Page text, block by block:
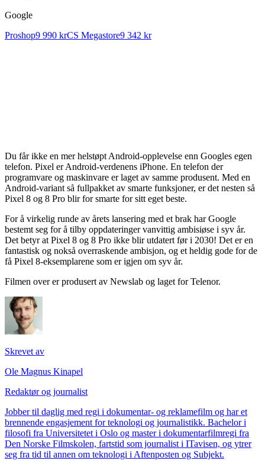
Google
Proshop9 990 krCS Megastore9 342 kr
Du får ikke en mer helstøpt Android-opplevelse enn Googles egen
telefon. Pixel er Android-verdenens iPhone. En telefon der
programvare og maskinvare er laget av samme produsent. Med en
Android-variant så fullpakket av smarte funksjoner, er det nesten så
Pixel 8 og 8 Pro blir for smarte for sitt eget beste.
For å virkelig runde av årets lansering med et brak har Google
bestemt seg for å tilby oppdateringer vanvittig ambisiøse i syv år.
Det betyr at Pixel 8 og 8 Pro ikke blir utdatert før i 2030! Det er en
fantastisk og nokså overraskende ambisjon, og et heldig gode for de
få Pixel 8-eksemplarene som er igjen om syv år.
Filmen over er produsert av Newslab og laget for Telenor.
Skrevet av
Ole Magnus Kinapel
Redaktør og journalist
Jobber til daglig med regi i dokumentar- og reklamefilm og har et
brennende engasjement for teknologi og journalistikk. Bachelor i
filosofi fra Universitetet i Oslo og master i dokumentarfilmregi fra
Den Norske Filmskolen, fartstid som journalist i ITavisen, og ytrer
seg fra tid til annen om teknologi i Aftenposten og Subjekt.